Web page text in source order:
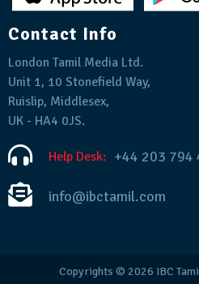
Contact Info
London Tamil Media Ltd.
Unit 1, 10 Stonefield Way,
Ruislip, Middlesex,
UK - HA4 0JS.
Help Desk: +44 203 794
info@ibctamil.com
Copyrights © 2026 IBC